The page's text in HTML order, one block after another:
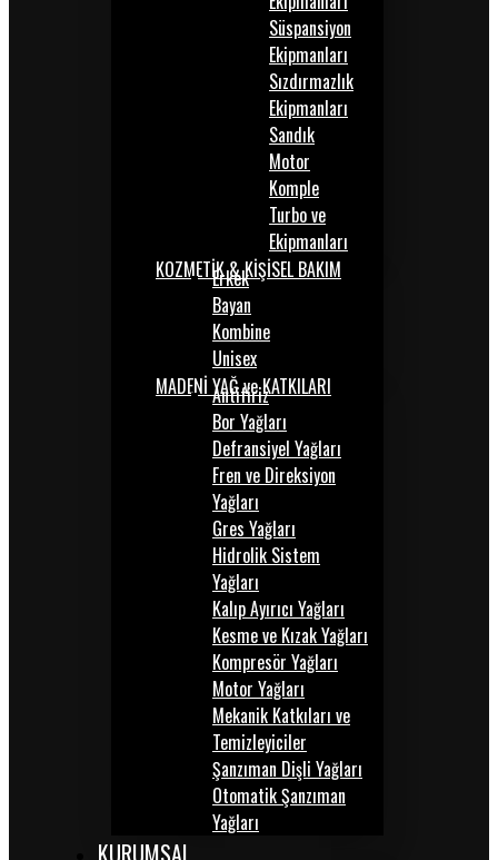
Süspansiyon
Ekipmanları
Sızdırmazlık
Ekipmanları
Sandık
Motor
Komple
Turbo ve
Ekipmanları
KOZMETİK & KİŞİSEL BAKIM
Erkek
Bayan
Kombine
Unisex
MADENİ YAĞ ve KATKILARI
Antifiriz
Bor Yağları
Defransiyel Yağları
Fren ve Direksiyon
Yağları
Gres Yağları
Hidrolik Sistem
Yağları
Kalıp Ayırıcı Yağları
Kesme ve Kızak Yağları
Kompresör Yağları
Motor Yağları
Mekanik Katkıları ve
Temizleyiciler
Şanzıman Dişli Yağları
Otomatik Şanzıman
Yağları